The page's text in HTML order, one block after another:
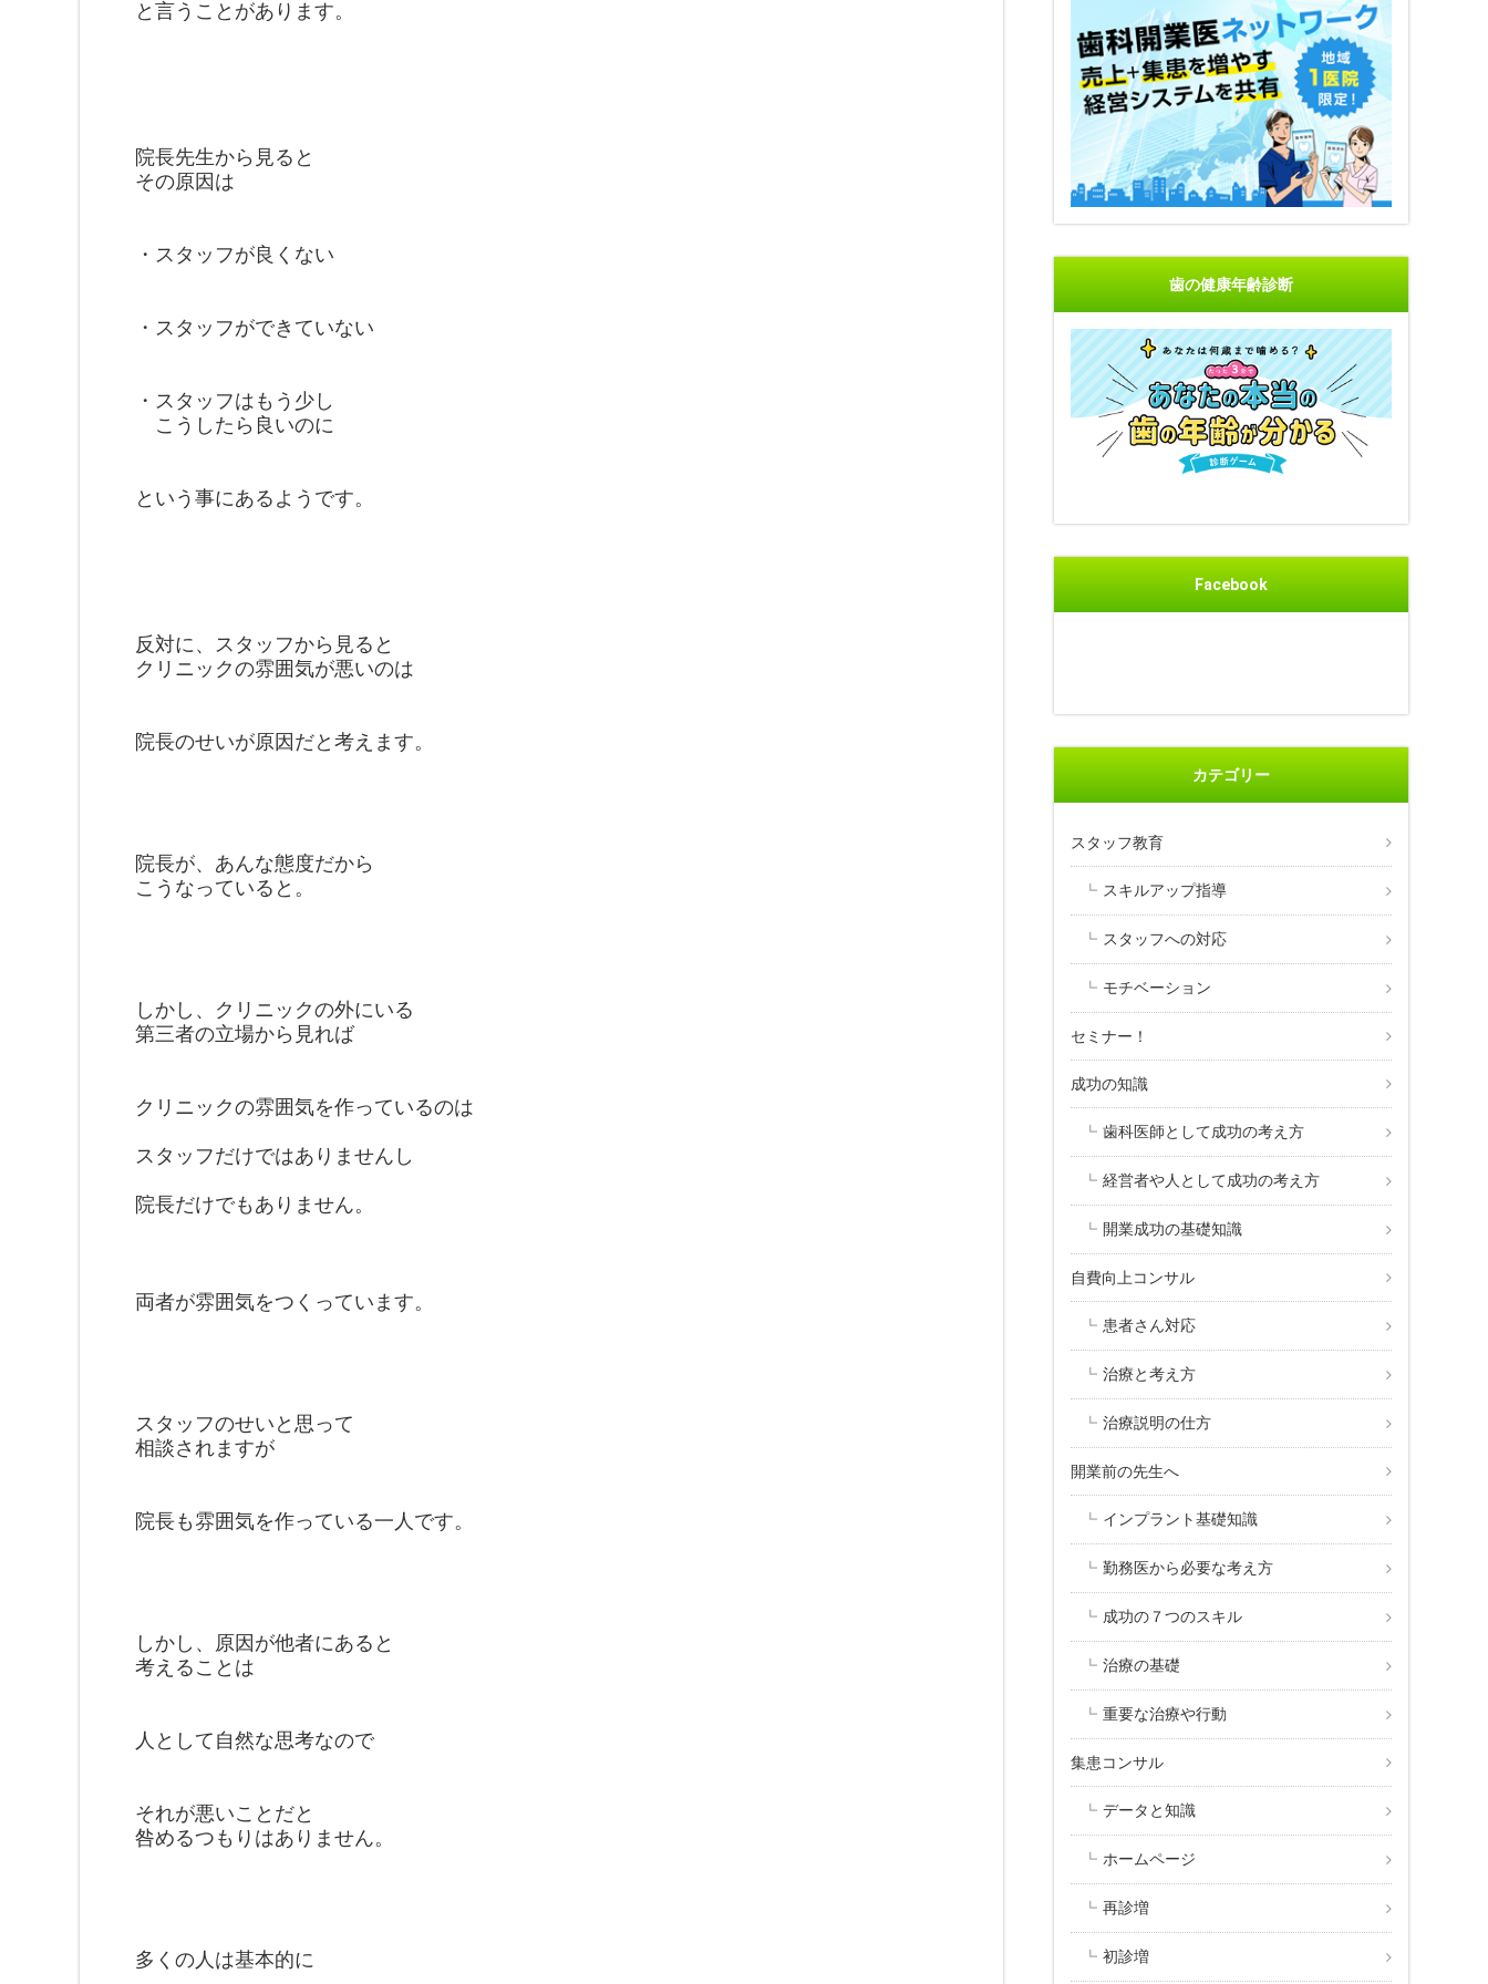
と言うことがあります。
院長先生から見ると
その原因は
・スタッフが良くない
・スタッフができていない
・スタッフはもう少し
こうしたら良いのに
という事にあるようです。
反対に、スタッフから見ると
クリニックの雰囲気が悪いのは
院長のせいが原因だと考えます。
院長が、あんな態度だから
こうなっていると。
しかし、クリニックの外にいる
第三者の立場から見れば
クリニックの雰囲気を作っているのは
スタッフだけではありませんし
院長だけでもありません。
両者が雰囲気をつくっています。
スタッフのせいと思って
相談されますが
院長も雰囲気を作っている一人です。
しかし、原因が他者にあると
考えることは
人として自然な思考なので
それが悪いことだと
咎めるつもりはありません。
多くの人は基本的に
歯の健康年齢診断
Facebook
カテゴリー
スタッフ教育
スキルアップ指導
スタッフへの対応
モチベーション
セミナー！
成功の知識
歯科医師として成功の考え方
経営者や人として成功の考え方
開業成功の基礎知識
自費向上コンサル
患者さん対応
治療と考え方
治療説明の仕方
開業前の先生へ
インプラント基礎知識
勤務医から必要な考え方
成功の７つのスキル
治療の基礎
重要な治療や行動
集患コンサル
データと知識
ホームページ
再診増
初診増